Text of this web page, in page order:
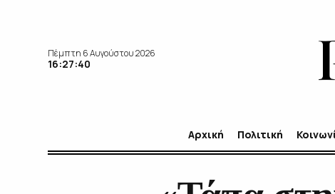
Πέμπτη 6 Αυγούστου 2026
16:27:42
Αρχική Πολιτική